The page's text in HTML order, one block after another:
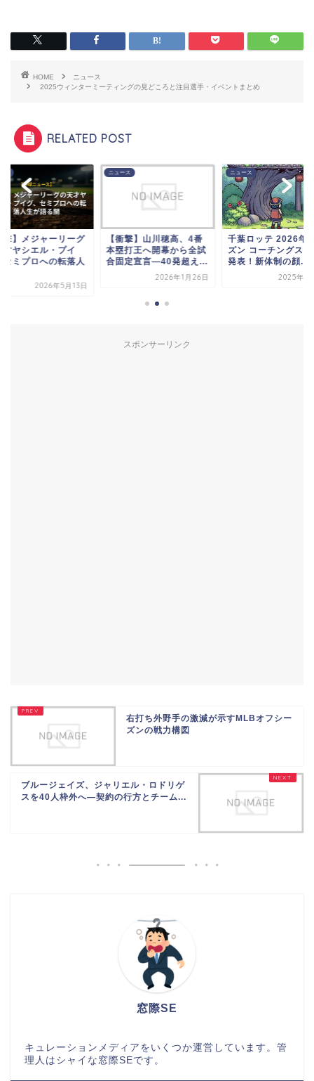
HOME
ニュース
2025ウィンターミーティングの見どころと注目選手・イベントまとめ
RELATED POST
撃】メジャーリーグ
才ヤシエル・プイ
セミプロへの転落人
2026年5月13日
ニュース
【衝撃】山川穂高、4番
本塁打王へ開幕から全試
合固定宣言—40発超え...
2026年1月26日
ニュース
千葉ロッテ 2026年
ズン コーチングス
発表！新体制の顔...
2025年11
スポンサーリンク
右打ち外野手の激減が示すMLBオフシー
ズンの戦力構図
ブルージェイズ、ジャリエル・ロドリゲ
スを40人枠外へ—契約の行方とチーム...
窓際SE
キュレーションメディアをいくつか運営しています。管
理人はシャイな窓際SEです。